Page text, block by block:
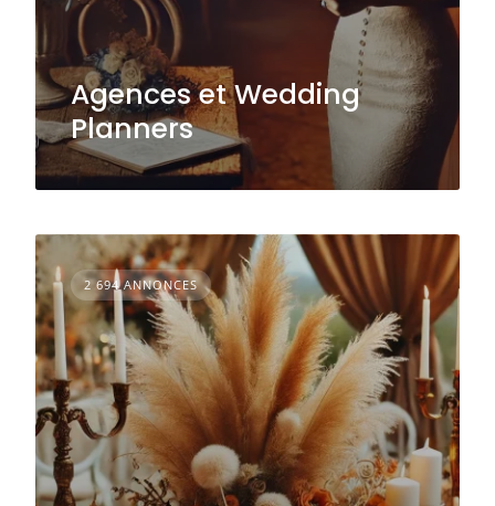
Agences et Wedding
Planners
2 694 ANNONCES